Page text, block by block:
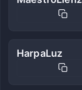
HarpaLuz